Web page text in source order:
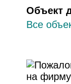
Объект
Все